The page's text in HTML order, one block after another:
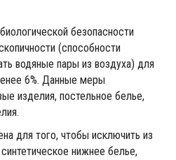
безопасности
(способности
водяные пары из воздуха) для
6%. Данные меры
изделия, постельное белье,
для того, чтобы исключить из
нижнее белье,